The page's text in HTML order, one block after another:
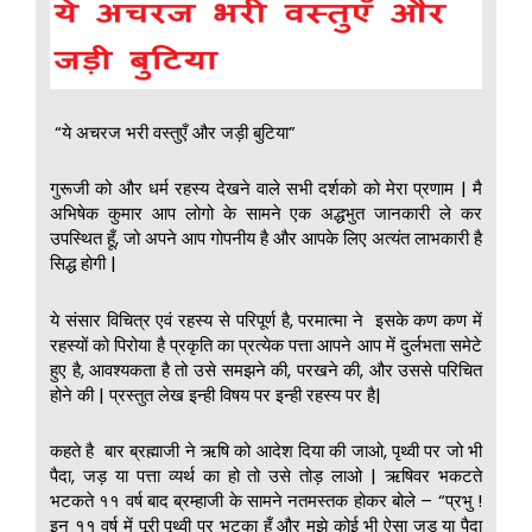
“ये अचरज भरी वस्तुएँ और जड़ी बुटिया”
गुरूजी को और धर्म रहस्य देखने वाले सभी दर्शको को मेरा प्रणाम | मै
अभिषेक कुमार आप लोगो के सामने एक अद्धभुत जानकारी ले कर
उपस्थित हूँ, जो अपने आप गोपनीय है और आपके लिए अत्यंत लाभकारी है
सिद्ध होगी |
ये संसार विचित्र एवं रहस्य से परिपूर्ण है, परमात्मा ने इसके कण कण में
रहस्यों को पिरोया है प्रकृति का प्रत्येक पत्ता आपने आप में दुर्लभता समेटे
हुए है, आवश्यकता है तो उसे समझने की, परखने की, और उससे परिचित
होने की | प्रस्तुत लेख इन्ही विषय पर इन्ही रहस्य पर है|
कहते है बार ब्रह्माजी ने ऋषि को आदेश दिया की जाओ, पृथ्वी पर जो भी
पैदा, जड़ या पत्ता व्यर्थ का हो तो उसे तोड़ लाओ | ऋषिवर भकटते
भटकते ११ वर्ष बाद ब्रम्हाजी के सामने नतमस्तक होकर बोले – “प्रभु !
इन ११ वर्ष में पूरी पृथ्वी पर भटका हूँ और मुझे कोई भी ऐसा जड़ या पैदा